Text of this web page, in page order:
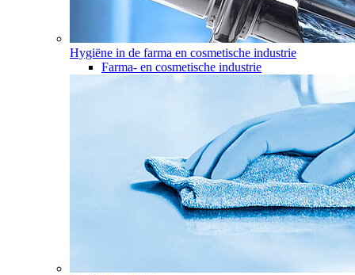
Hygiëne in de farma en cosmetische industrie
Farma- en cosmetische industrie